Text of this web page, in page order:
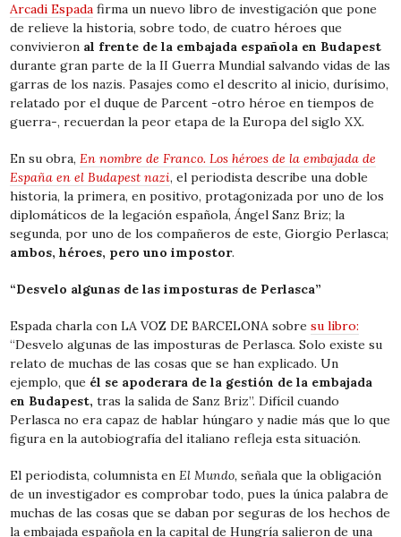
Arcadi Espada firma un nuevo libro de investigación que pone
de relieve la historia, sobre todo, de cuatro héroes que
convivieron al frente de la embajada española en Budapest
durante gran parte de la II Guerra Mundial salvando vidas de las
garras de los nazis. Pasajes como el descrito al inicio, durísimo,
relatado por el duque de Parcent -otro héroe en tiempos de
guerra-, recuerdan la peor etapa de la Europa del siglo XX.
En su obra,En nombre de Franco. Los héroes de la embajada de
España en el Budapest nazi, el periodista describe una doble
historia, la primera, en positivo, protagonizada por uno de los
diplomáticos de la legación española, Ángel Sanz Briz; la
segunda, por uno de los compañeros de este, Giorgio Perlasca;
ambos, héroes, pero uno impostor.
“Desvelo algunas de las imposturas de Perlasca”
Espada charla con LA VOZ DE BARCELONA sobresu libro:
“Desvelo algunas de las imposturas de Perlasca. Solo existe su
relato de muchas de las cosas que se han explicado. Un
ejemplo, que él se apoderara de la gestión de la embajada
en Budapest, tras la salida de Sanz Briz”. Difícil cuando
Perlasca no era capaz de hablar húngaro y nadie más que lo que
figura en la autobiografía del italiano refleja esta situación.
El periodista, columnista enEl Mundo, señala que la obligación
de un investigador es comprobar todo, pues la única palabra de
muchas de las cosas que se daban por seguras de los hechos de
la embajada española en la capital de Hungría salieron de una